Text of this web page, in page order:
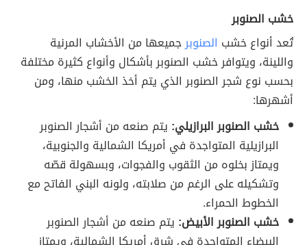
خشب الصنوبر
تُعد أنواع خشب الصنوبرجميعها من الأخشاب المرنية
واللينة، ويتوافر خشب الصنوبر بأشكال وأنواع كثيرة مختلفة
بحسب نوع شجر الصنوبر الذي يتم أخذ الخشب منها، ومن
أشهرها:
خشب الصنوبر البرازيلي: يتم صنعه من أشجار الصنوبر
البرازيلية المتواجدة في أمريكا الشمالية والجنوبية،
ويمتاز بخلوه من الثقوب والفجوات، وبسهولة قصّه
وتشكيله على الرغم من صلابته، ولونه البني الفاتح مع
الخطوط الحمراء.
خشب الصنوبر الأبيض: يتم صنعه من أشجار الصنوبر